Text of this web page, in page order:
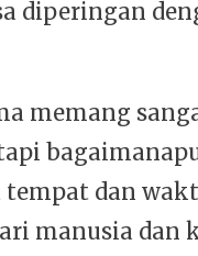
diperingan
memang
dan
manusia dan